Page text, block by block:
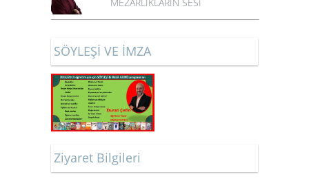
SÖYLEŞİ VE İMZA
Ziyaret Bilgileri